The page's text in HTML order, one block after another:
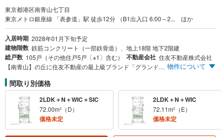
東京都港区南青山七丁目
東京メトロ銀座線 「表参道」駅 徒歩12分 （B1出入口 6:00～2... ほか
入居時期 2028年01月下旬予定
建物階数 鉄筋コンクリート（一部鉄骨造）、地上18階 地下2階建
総戸数 105戸（その他住戸5戸〔※1〕含む） 不動産会社 住友不動産株式会社
【南青山】の丘に住友不動産の最上級ブランド「グランドヒルズ」誕生。全戸南向き。モデルルームオープン。 ※1.「グランドヒルズ」は住友不動産の最高峰ブランドマンションです。 物件について
間取り別価格
2LDK＋N＋WIC＋SIC
72.00m²（D）
価格未定
2LDK＋N＋WIC
72.11m²（E）
価格未定